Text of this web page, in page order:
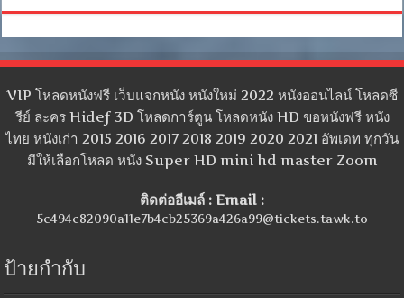
VIP โหลดหนังฟรี เว็บแจกหนัง หนังใหม่ 2022 หนังออนไลน์ โหลดซี
รีย์ ละคร Hidef 3D โหลดการ์ตูน โหลดหนัง HD ขอหนังฟรี หนัง
ไทย หนังเก่า 2015 2016 2017 2018 2019 2020 2021 อัพเดท ทุกวัน
มีให้เลือกโหลด หนัง Super HD mini hd master Zoom
ติดต่ออีเมล์ : Email :
5c494c82090a11e7b4cb25369a426a99@tickets.tawk.to
ป้ายกำกับ